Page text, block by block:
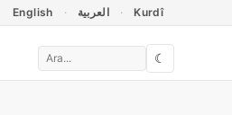
English العربية Kurdî
☾